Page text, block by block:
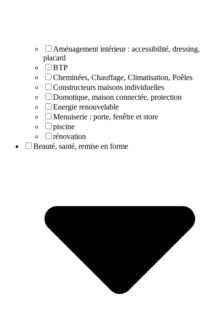
Aménagement intérieur : accessibilité, dressing,
placard
BTP
Cheminées, Chauffage, Climatisation, Poêles
Constructeurs maisons individuelles
Domotique, maison connectée, protection
Energie renouvelable
Menuiserie : porte, fenêtre et store
piscine
rénovation
Beauté, santé, remise en forme